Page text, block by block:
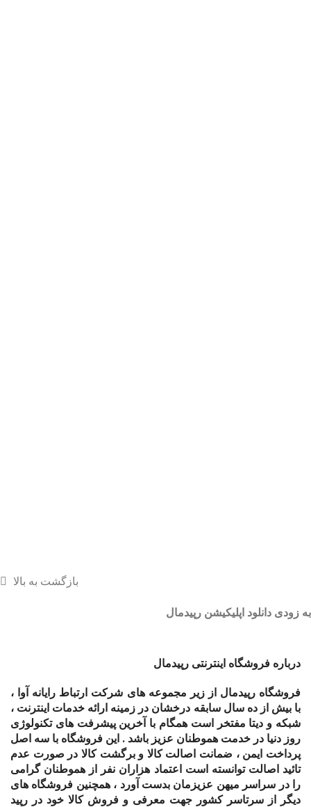
بازگشت به بالا
به زودی دانلود اپلیکیشن رپیدمال
درباره فروشگاه اینترنتی رپیدمال
فروشگاه رپیدمال از زیر مجموعه های شرکت ارتباط رایانه آوا ،
با بیش از ده سال سابقه درخشان در زمینه ارائه خدمات اینترنت ،
شبکه و دیتا مفتخر است همگام با آخرین پیشرفت های تکنولوژی
روز دنیا در خدمت هموطنان عزیز باشد . این فروشگاه با سه اصل
پرداخت ایمن ، ضمانت اصالت کالا و برگشت کالا در صورت عدم
تائید اصالت توانسته است اعتماد هزاران نفر از هموطنان گرامی
را در سراسر میهن عزیزمان بدست آورد ، همچنین فروشگاه های
دیگر از سرتاسر کشور جهت معرفی و فروش کالا خود در رپید